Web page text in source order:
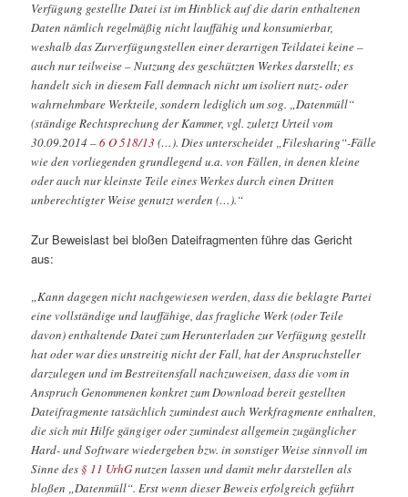
Verfügung gestellte Datei ist im Hinblick auf die darin enthaltenen
Daten nämlich regelmäßig nicht lauffähig und konsumierbar,
weshalb das Zurverfügungstellen einer derartigen Teildatei keine –
auch nur teilweise – Nutzung des geschützten Werkes darstellt; es
handelt sich in diesem Fall demnach nicht um isoliert nutz- oder
wahrnehmbare Werkteile, sondern lediglich um sog. „Datenmüll“
(ständige Rechtsprechung der Kammer, vgl. zuletzt Urteil vom
30.09.2014 –6 O 518/13 (…). Dies unterscheidet „Filesharing“-Fälle
wie den vorliegenden grundlegend u.a. von Fällen, in denen kleine
oder auch nur kleinste Teile eines Werkes durch einen Dritten
unberechtigter Weise genutzt werden (…).“
Zur Beweislast bei bloßen Dateifragmenten führe das Gericht
aus:
„Kann dagegen nicht nachgewiesen werden, dass die beklagte Partei
eine vollständige und lauffähige, das fragliche Werk (oder Teile
davon) enthaltende Datei zum Herunterladen zur Verfügung gestellt
hat oder war dies unstreitig nicht der Fall, hat der Anspruchsteller
darzulegen und im Bestreitensfall nachzuweisen, dass die vom in
Anspruch Genommenen konkret zum Download bereit gestellten
Dateifragmente tatsächlich zumindest auch Werkfragmente enthalten,
die sich mit Hilfe gängiger oder zumindest allgemein zugänglicher
Hard- und Software wiedergeben bzw. in sonstiger Weise sinnvoll im
Sinne des § 11 UrhGnutzen lassen und damit mehr darstellen als
bloßen „Datenmüll“. Erst wenn dieser Beweis erfolgreich geführt